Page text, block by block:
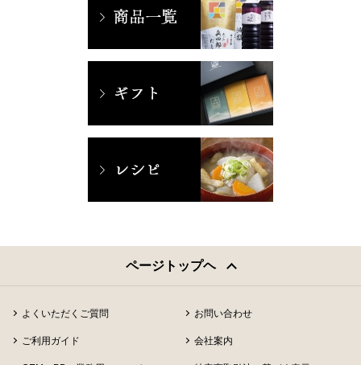
ページトップヘ
よくいただくご質問 お問い合わせ
ご利用ガイド 会社案内